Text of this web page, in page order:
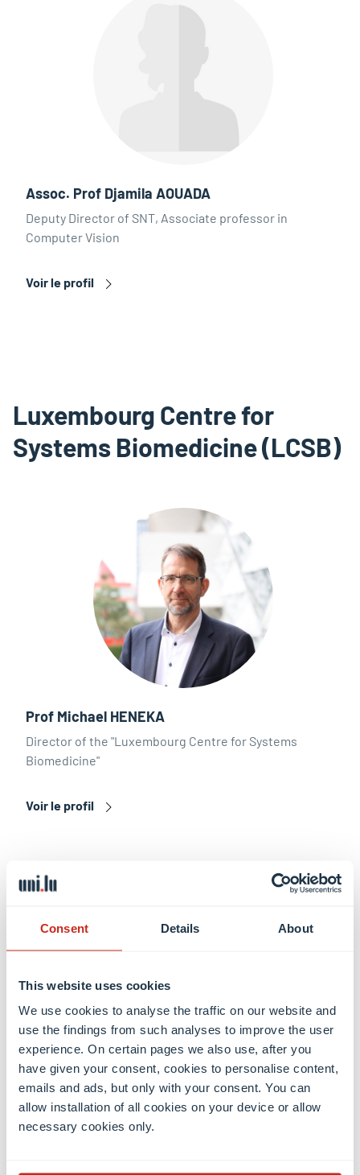
Consent Details About
This website uses cookies
We use cookies to analyse the traffic on our website and
use the findings from such analyses to improve the user
experience. On certain pages we also use, after you
have given your consent, cookies to personalise content,
emails and ads, but only with your consent. You can
allow installation of all cookies on your device or allow
necessary cookies only.
Assoc. Prof Djamila AOUADA
Deputy Director of SNT, Associate professor in
Computer Vision
Voir le profil
Luxembourg Centre for
Systems Biomedicine (LCSB)
Prof Michael HENEKA
Director of the "Luxembourg Centre for Systems
Biomedicine"
Voir le profil
Assoc. Prof Alexander SKUPIN
Deputy Director of LCSB, Associate professor/Chief
scientist 2 in Modelling of Biomedical Data